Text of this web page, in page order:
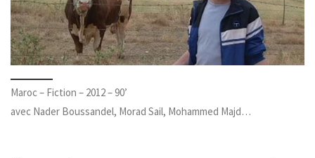
Maroc – Fiction – 2012 – 90’
avec Nader Boussandel, Morad Sail, Mohammed Majd…